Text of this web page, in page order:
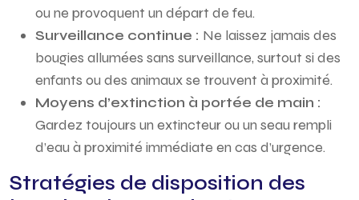
ou ne provoquent un départ de feu.
Surveillance continue : Ne laissez jamais des
bougies allumées sans surveillance, surtout si des
enfants ou des animaux se trouvent à proximité.
Moyens d’extinction à portée de main :
Gardez toujours un extincteur ou un seau rempli
d’eau à proximité immédiate en cas d’urgence.
Stratégies de disposition des